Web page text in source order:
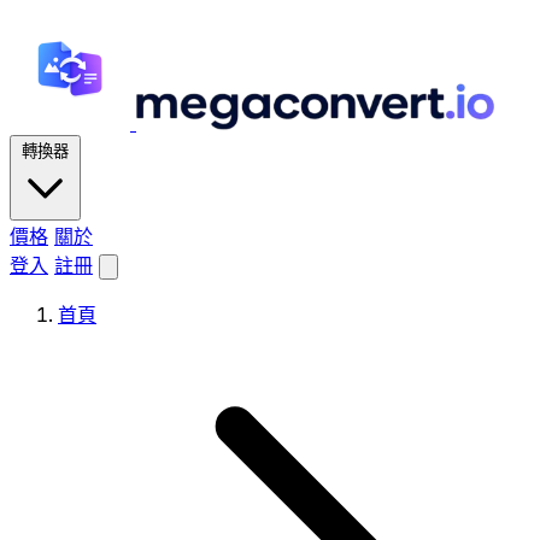
轉換器
價格 關於
登入 註冊
首頁